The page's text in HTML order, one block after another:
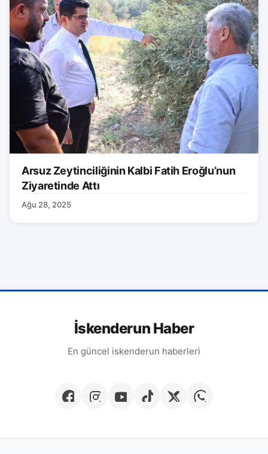
Arsuz Zeytinciliğinin Kalbi Fatih Eroğlu’nun
Ziyaretinde Attı
Ağu 28, 2025
İskenderun Haber
En güncel iskenderun haberleri